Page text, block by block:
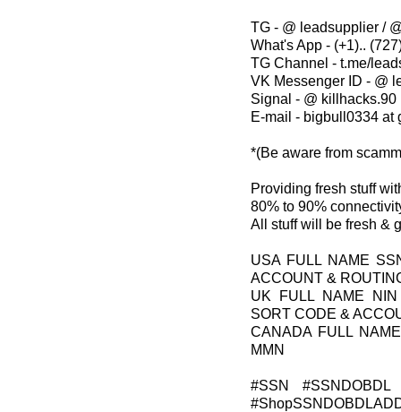
TG - @ leadsupplier /
What's App - (+1)..
TG Channel - t.me/
VK Messenger ID - @
Signal - @ killhacks.90
E-mail - bigbull0334 at
*(Be aware from
Providing fresh stuff
80% to 90%
All stuff will be fresh &
USA FULL NAME
ACCOUNT &
UK FULL NAME
SORT CODE &
CANADA FULL
MMN
#SSN